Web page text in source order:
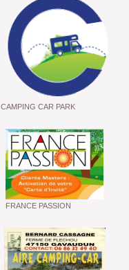
CAMPING CAR PARK
FRANCE PASSION